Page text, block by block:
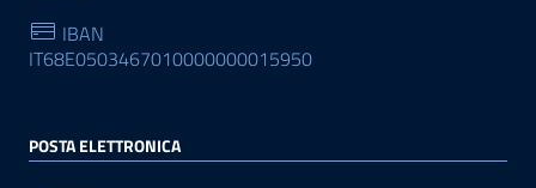
IBAN
IT68E0503467010000000015950
POSTA ELETTRONICA